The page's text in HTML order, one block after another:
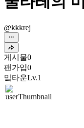
@kkkrej
게시물0
팬가입0
밐타운Lv.1